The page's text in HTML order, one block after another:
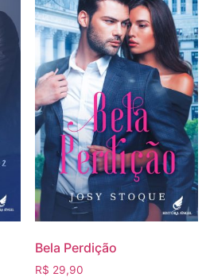
Bela Perdição
R$ 29,90